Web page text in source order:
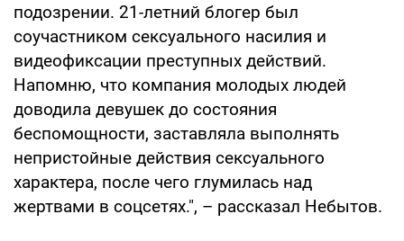
подозрении. 21-летний блогер был
соучастником сексуального насилия и
видеофиксации преступных действий.
Напомню, что компания молодых людей
доводила девушек до состояния
беспомощности, заставляла выполнять
непристойные действия сексуального
характера, после чего глумилась над
жертвами в соцсетях.", – рассказал Небытов.